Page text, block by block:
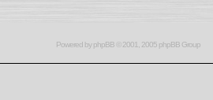
Powered byphpBB© 2001, 2005 phpBB Group